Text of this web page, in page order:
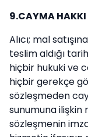
9.CAYMA HAKKI
Alıcı; mal
teslim aldığı
hiçbir hukuki ve
hiçbir gerekçe
sözleşmeden
sunumuna ilişkin
sözleşmenin